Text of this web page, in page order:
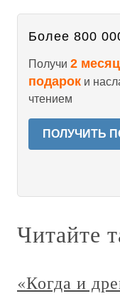
Более 800
Получи 2
подарок и
чтением
ПОЛУЧИТЬ
Читайте
«Когда и